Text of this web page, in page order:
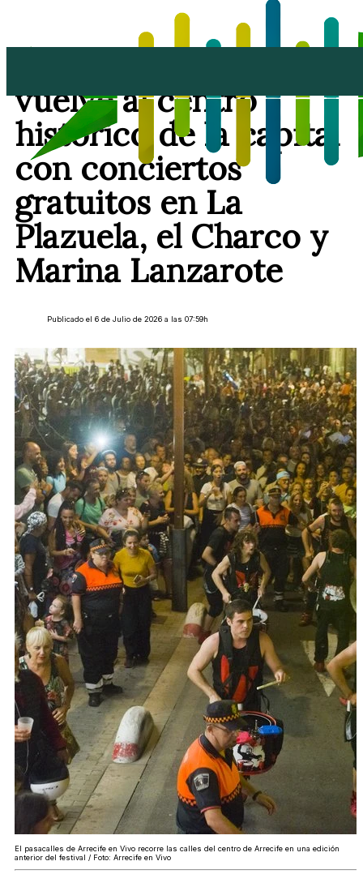
vuelve al centro
histórico de la capital
con conciertos
gratuitos en La
Plazuela, el Charco y
Marina Lanzarote
Publicado el 6 de Julio de 2026 a las 07:59h
El pasacalles de Arrecife en Vivo recorre las calles del centro de Arrecife en una edición
anterior del festival / Foto: Arrecife en Vivo